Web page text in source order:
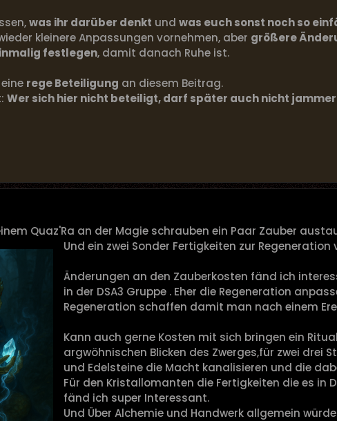
was ihr darüber denkt und was euch sonst noch so
kleinere Anpassungen vornehmen, aber größere
festlegen, damit danach Ruhe ist.
rege Beteiligung an diesem Beitrag.
Wer sich hier nicht beteiligt, darf später auch nicht
Quaz'Ra an der Magie schrauben ein Paar Zauber
Und ein zwei Sonder Fertigkeiten zur
Änderungen an den Zauberkosten fänd ich
in der DSA3 Gruppe . Eher die Regeneration
Regeneration schaffen damit man nach einem
Kann auch gerne Kosten mit sich bringen ein
argwöhnischen Blicken des Zwerges,für zwei drei
und Edelsteine die Macht kanalisieren und die
Für den Kristallomanten die Fertigkeiten die es in
fänd ich super Interessant.
Und Über Alchemie und Handwerk allgemein